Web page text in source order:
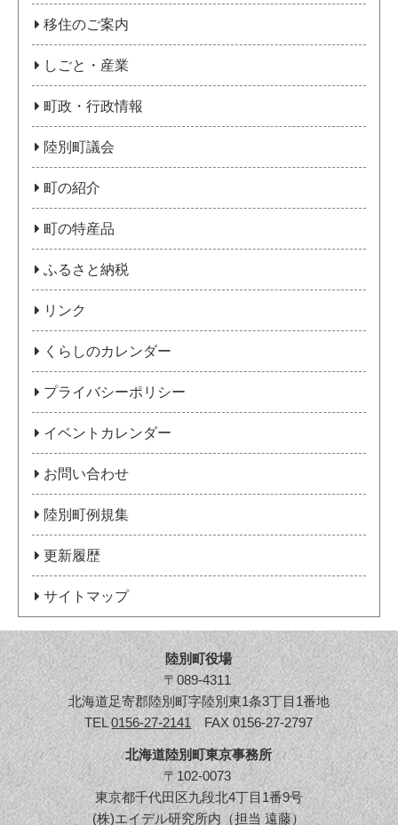
移住のご案内
しごと・産業
町政・行政情報
陸別町議会
町の紹介
町の特産品
ふるさと納税
リンク
くらしのカレンダー
プライバシーポリシー
イベントカレンダー
お問い合わせ
陸別町例規集
更新履歴
サイトマップ
陸別町役場
〒089-4311
北海道足寄郡陸別町字陸別東1条3丁目1番地
TEL0156-27-2141FAX 0156-27-2797
北海道陸別町東京事務所
〒102-0073
東京都千代田区九段北4丁目1番9号
(株)エイデル研究所内（担当 遠藤）